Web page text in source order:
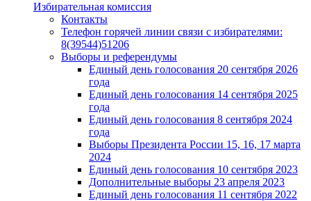
Избирательная комиссия
Контакты
Телефон горячей линии связи с избирателями:
8(39544)51206
Выборы и референдумы
Единый день голосования 20 сентября 2026
года
Единый день голосования 14 сентября 2025
года
Единый день голосования 8 сентября 2024
года
Выборы Президента России 15, 16, 17 марта
2024
Единый день голосования 10 сентября 2023
Дополнительные выборы 23 апреля 2023
Единый день голосования 11 сентября 2022